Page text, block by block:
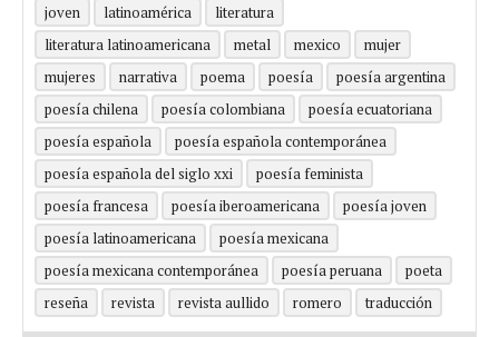
joven
latinoamérica
literatura
literatura latinoamericana
metal mexico
mujer
mujeres
narrativa poema poesía
poesía argentina
poesía chilena
poesía colombiana
poesía ecuatoriana
poesía española
poesía española contemporánea
poesía española del siglo xxi
poesía feminista
poesía francesa
poesía iberoamericana
poesía joven
poesía latinoamericana
poesía mexicana
poesía mexicana contemporánea
poesía peruana
poeta
reseña
revista revista aullido romero traducción